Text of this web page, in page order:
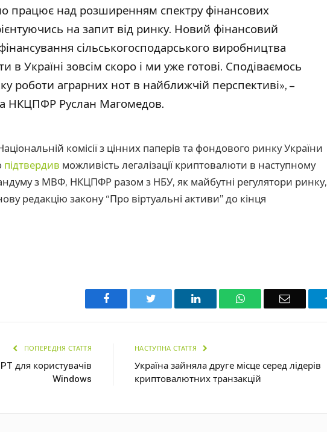
працює над розширенням спектру фінансових
на запит від ринку. Новий фінансовий
сільськогосподарського виробництва
в Україні зовсім скоро і ми уже готові. Сподіваємось
роботи аграрних нот в найближчій перспективі», –
НКЦПФР Руслан Магомедов.
комісії з цінних паперів та фондового ринку України
підтвердив можливість легалізації криптовалюти в наступному
з МВФ, НКЦПФР разом з НБУ, як майбутні регулятори ринку,
редакцію закону “Про віртуальні активи” до кінця
Facebook Twitter LinkedIn WhatsAppEmail
ПОПЕРЕДНЯ СТАТТЯ
для користувачів
Windows
НАСТУПНА СТАТТЯ
Україна зайняла друге місце серед лідерів
криптовалютних транзакцій